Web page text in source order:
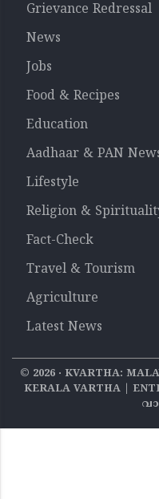
Grievance Redressal
News
Jobs
Food & Recipes
Education
Aadhaar & PAN
Lifestyle
Religion &
Fact-Check
Travel & Tourism
Agriculture
Latest News
© 2026‧ KVARTHA:
KERALA VARTHA |